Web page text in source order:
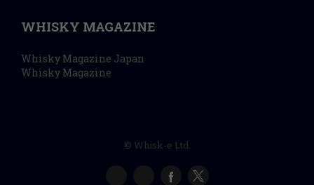
WHISKY MAGAZINE
Whisky Magazine Japan
Whisky Magazine
© Whisk-e Ltd.